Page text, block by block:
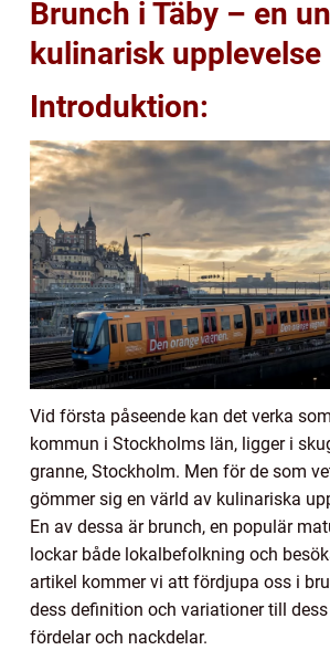
Brunch i Täby – en
kulinarisk upplevelse
Introduktion:
Vid första påseende kan det verka
kommun i Stockholms län, ligger i
granne, Stockholm. Men för de som
gömmer sig en värld av kulinariska
En av dessa är brunch, en populär
lockar både lokalbefolkning och
artikel kommer vi att fördjupa oss i
dess definition och variationer till
fördelar och nackdelar.